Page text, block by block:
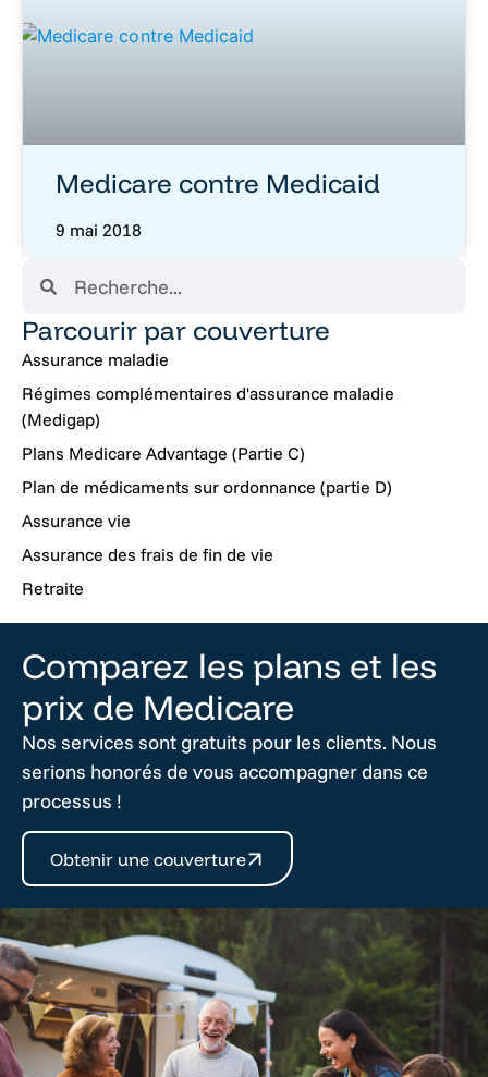
Medicare contre Medicaid
9 mai 2018
Parcourir par couverture
Assurance maladie
Régimes complémentaires d'assurance maladie
(Medigap)
Plans Medicare Advantage (Partie C)
Plan de médicaments sur ordonnance (partie D)
Assurance vie
Assurance des frais de fin de vie
Retraite
Comparez les plans et les
prix de Medicare
Nos services sont gratuits pour les clients. Nous
serions honorés de vous accompagner dans ce
processus !
Obtenir une couverture